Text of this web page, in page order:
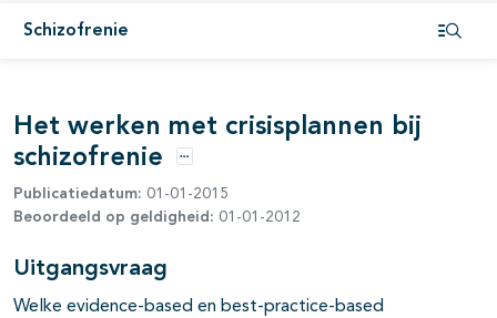
Schizofrenieopen- en dichtklappen
open- en dichtklappen
Het werken met crisisplannen bij
schizofrenie
Opties
Publicatiedatum: 01-01-2015
Beoordeeld op geldigheid: 01-01-2012
Uitgangsvraag
Welke evidence-based en best-practice-based